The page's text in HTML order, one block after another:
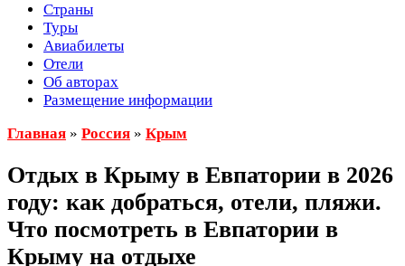
Страны
Туры
Авиабилеты
Отели
Об авторах
Размещение информации
Главная » Россия » Крым
Отдых в Крыму в Евпатории в 2026
году: как добраться, отели, пляжи.
Что посмотреть в Евпатории в
Крыму на отдыхе